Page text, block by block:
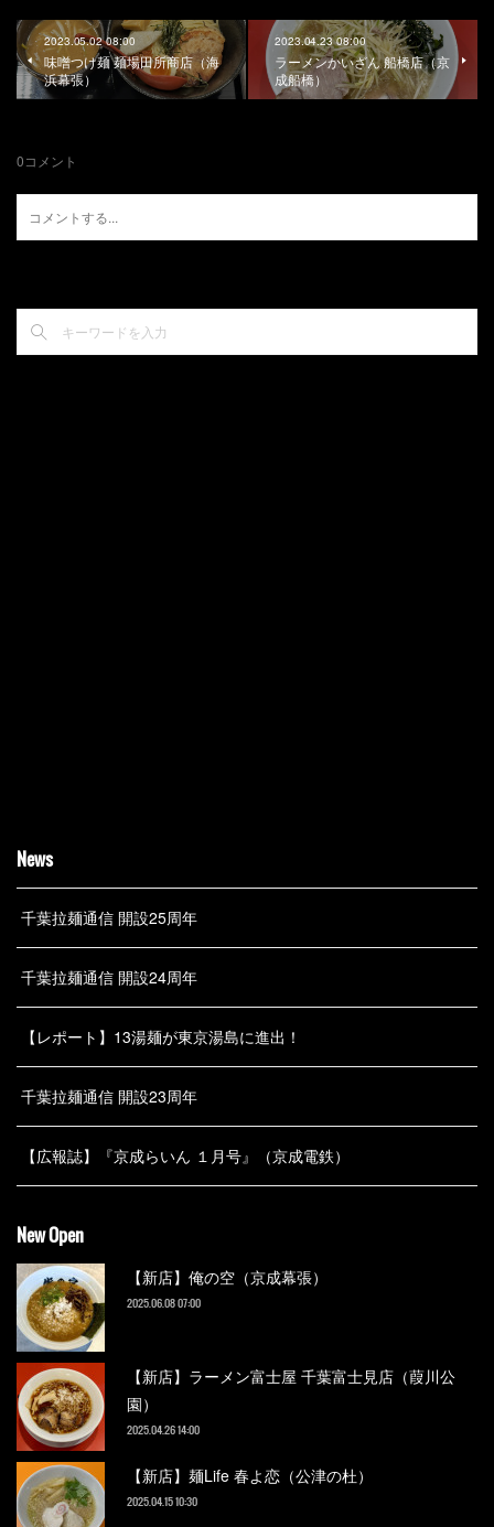
2023.05.02 08:00
味噌つけ麺 麺場田所商店（海
浜幕張）
2023.04.23 08:00
ラーメンかいざん 船橋店（京
成船橋）
0コメント
News
千葉拉麺通信 開設25周年
千葉拉麺通信 開設24周年
【レポート】13湯麺が東京湯島に進出！
千葉拉麺通信 開設23周年
【広報誌】『京成らいん １月号』（京成電鉄）
New Open
【新店】俺の空（京成幕張）
2025.06.08 07:00
【新店】ラーメン富士屋 千葉富士見店（葭川公
園）
2025.04.26 14:00
【新店】麺Life 春よ恋（公津の杜）
2025.04.15 10:30